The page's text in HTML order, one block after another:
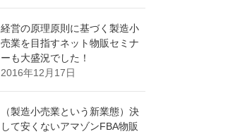
経営の原理原則に基づく製造小
売業を目指すネット物販セミナ
ーも大盛況でした！
2016年12月17日
（製造小売業という新業態）決
して安くないアマゾンFBA物販